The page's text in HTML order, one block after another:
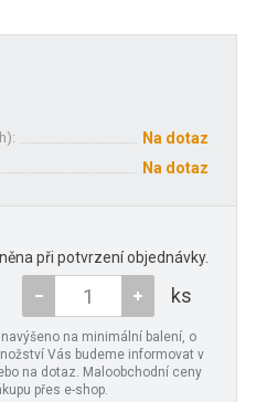
):
Na dotaz
Na dotaz
při potvrzení objednávky.
ks
na minimální balení, o
Vás budeme informovat v
na dotaz. Maloobchodní ceny
přes e-shop.